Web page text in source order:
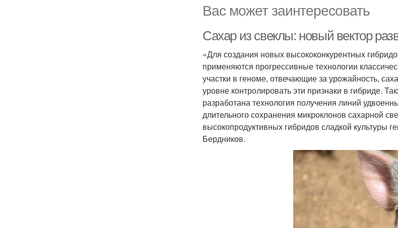
Вас может заинтересовать
Сахар из свеклы: новый вектор
«Для создания новых высококонкурентных
применяются прогрессивные технологии
участки в геноме, отвечающие за урожайность,
уровне контролировать эти признаки в гибриде.
разработана технология получения линий
длительного сохранения микроклонов сахарной
высокопродуктивных гибридов сладкой
Бердников.